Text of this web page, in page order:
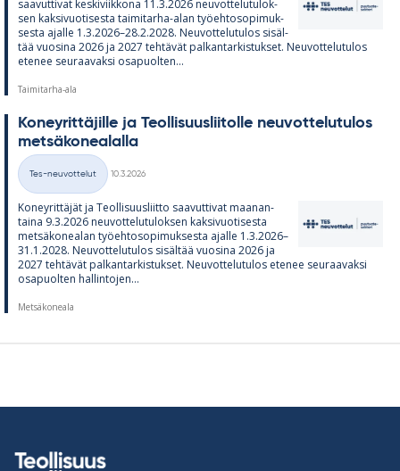
saa­vut­ti­vat kes­ki­viik­kona 11.3.2026 neu­vot­te­lu­tu­lok­
sen kak­si­vuo­ti­sesta tai­mi­tarha-alan työ­eh­to­so­pi­muk­
sesta ajalle 1.3.2026–28.2.2028. Neu­vot­te­lu­tu­los si­säl­
tää vuo­sina 2026 ja 2027 teh­tä­vät pal­kan­tar­kis­tuk­set. Neu­vot­te­lu­tu­los
ete­nee seu­raa­vaksi os­a­puol­ten...
Taimitarha-ala
Ko­ney­rit­tä­jille ja Teol­li­suus­lii­tolle neu­vot­te­lu­tu­los
met­sä­ko­nea­lalla
Kategoriat
Tes-neuvottelut
10.3.2026
Ko­ney­rit­tä­jät ja Teol­li­suus­liitto saa­vut­ti­vat maa­nan­
taina 9.3.2026 neu­vot­te­lu­tu­lok­sen kak­si­vuo­ti­sesta
met­sä­ko­nea­lan työ­eh­to­so­pi­muk­sesta ajalle 1.3.2026–
31.1.2028. Neu­vot­te­lu­tu­los si­säl­tää vuo­sina 2026 ja
2027 teh­tä­vät pal­kan­tar­kis­tuk­set. Neu­vot­te­lu­tu­los ete­nee seu­raa­vaksi
os­a­puol­ten hal­lin­to­jen...
Metsäkoneala